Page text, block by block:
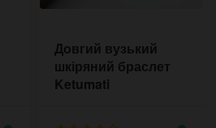
Довгий вузький
шкіряний браслет
Ketumati